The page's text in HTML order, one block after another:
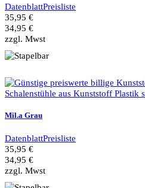
DatenblattPreisliste
35,95 €
34,95 €
zzgl. Mwst
Mil.a Grau
DatenblattPreisliste
35,95 €
34,95 €
zzgl. Mwst